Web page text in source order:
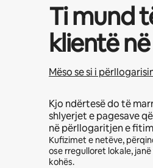
Ti mund
klientë
Mëso se si i
Kjo ndërtesë do të
shlyerjet e pagesave
në përllogaritjen e
Kufizimet e netëve,
ose rregulloret lokale,
kohës.